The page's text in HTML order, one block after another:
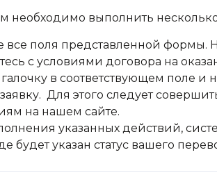
необходимо выполнить
все поля представленной формы.
с условиями договора на
галочку в соответствующем поле и
Для этого следует
на нашем сайте.
указанных действий,
будет указан статус вашего